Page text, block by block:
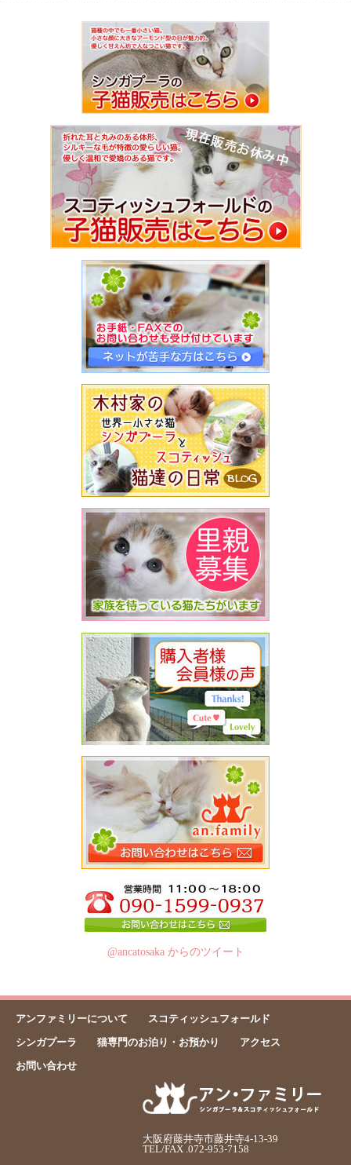
@ancatosaka からのツイート
アンファミリーについて
スコティッシュフォールド
シンガプーラ
猫専門のお泊り・お預かり
アクセス
お問い合わせ
大阪府藤井寺市藤井寺4-13-39
TEL/FAX .072-953-7158